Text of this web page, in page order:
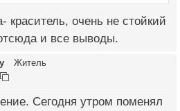
краситель, очень не стойкий
и все выводы.
Житель
Сегодня утром поменял